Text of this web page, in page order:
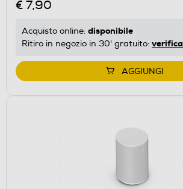
€ 7,90
Acquisto online: disponibile
Ritiro in negozio in 30' gratuito: verifica
AGGIUNGI